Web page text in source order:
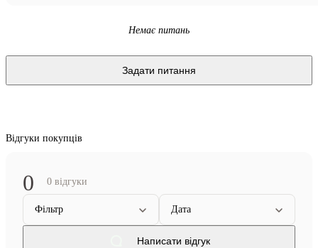
Немає питань
Задати питання
Відгуки покупців
0 0 відгуки
Фільтр Дата
Написати відгук